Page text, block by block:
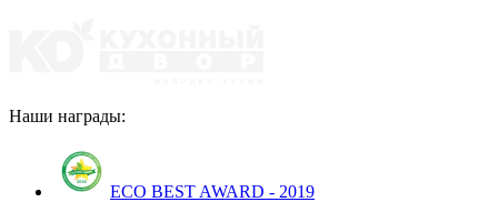
Наши награды:
ECO BEST AWARD - 2019